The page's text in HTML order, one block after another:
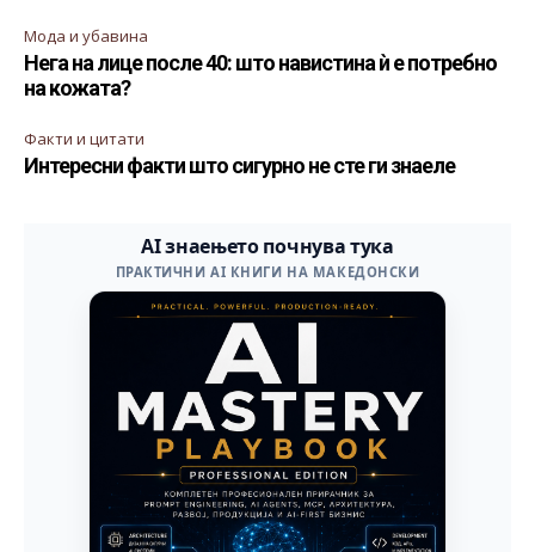
Мода и убавина
Нега на лице после 40: што навистина ѝ е потребно
на кожата?
Факти и цитати
Интересни факти што сигурно не сте ги знаеле